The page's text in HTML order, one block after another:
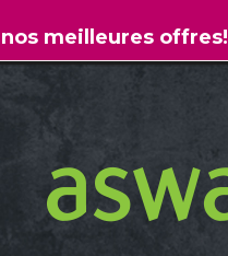
meilleures offres!